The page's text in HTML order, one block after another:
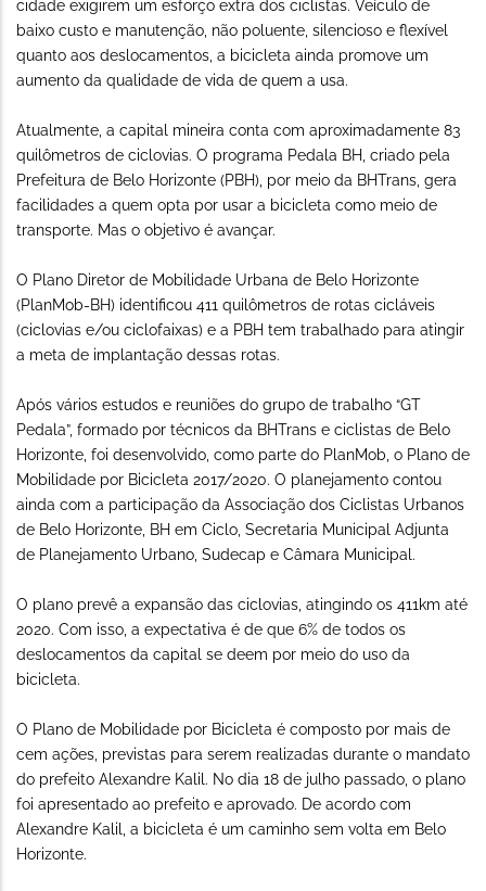
cidade exigirem um esforço extra dos ciclistas. Veículo de
baixo custo e manutenção, não poluente, silencioso e flexível
quanto aos deslocamentos, a bicicleta ainda promove um
aumento da qualidade de vida de quem a usa.
Atualmente, a capital mineira conta com aproximadamente 83
quilômetros de ciclovias. O programa Pedala BH, criado pela
Prefeitura de Belo Horizonte (PBH), por meio da BHTrans, gera
facilidades a quem opta por usar a bicicleta como meio de
transporte. Mas o objetivo é avançar.
O Plano Diretor de Mobilidade Urbana de Belo Horizonte
(PlanMob-BH) identificou 411 quilômetros de rotas cicláveis
(ciclovias e/ou ciclofaixas) e a PBH tem trabalhado para atingir
a meta de implantação dessas rotas.
Após vários estudos e reuniões do grupo de trabalho “GT
Pedala”, formado por técnicos da BHTrans e ciclistas de Belo
Horizonte, foi desenvolvido, como parte do PlanMob, o Plano de
Mobilidade por Bicicleta 2017/2020. O planejamento contou
ainda com a participação da Associação dos Ciclistas Urbanos
de Belo Horizonte, BH em Ciclo, Secretaria Municipal Adjunta
de Planejamento Urbano, Sudecap e Câmara Municipal.
O plano prevê a expansão das ciclovias, atingindo os 411km até
2020. Com isso, a expectativa é de que 6% de todos os
deslocamentos da capital se deem por meio do uso da
bicicleta.
O Plano de Mobilidade por Bicicleta é composto por mais de
cem ações, previstas para serem realizadas durante o mandato
do prefeito Alexandre Kalil. No dia 18 de julho passado, o plano
foi apresentado ao prefeito e aprovado. De acordo com
Alexandre Kalil, a bicicleta é um caminho sem volta em Belo
Horizonte.